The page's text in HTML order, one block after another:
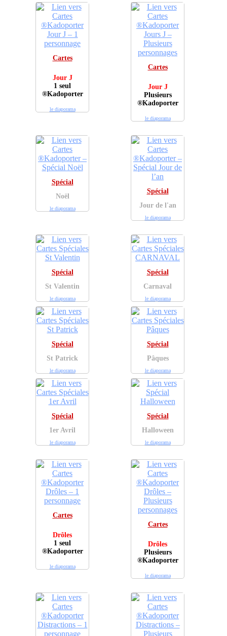
Cartes
Jour J
1 seul
®Kadoporter
le diaporama
Cartes
Jour J
Plusieurs
®Kadoporter
le diaporama
Spécial
Noël
le diaporama
Spécial
Jour de l'an
le diaporama
Spécial
St Valentin
le diaporama
Spécial
Carnaval
le diaporama
Spécial
St Patrick
le diaporama
Spécial
Pâques
le diaporama
Spécial
1er Avril
le diaporama
Spécial
Halloween
le diaporama
Cartes
Drôles
1 seul
®Kadoporter
le diaporama
Cartes
Drôles
Plusieurs
®Kadoporter
le diaporama